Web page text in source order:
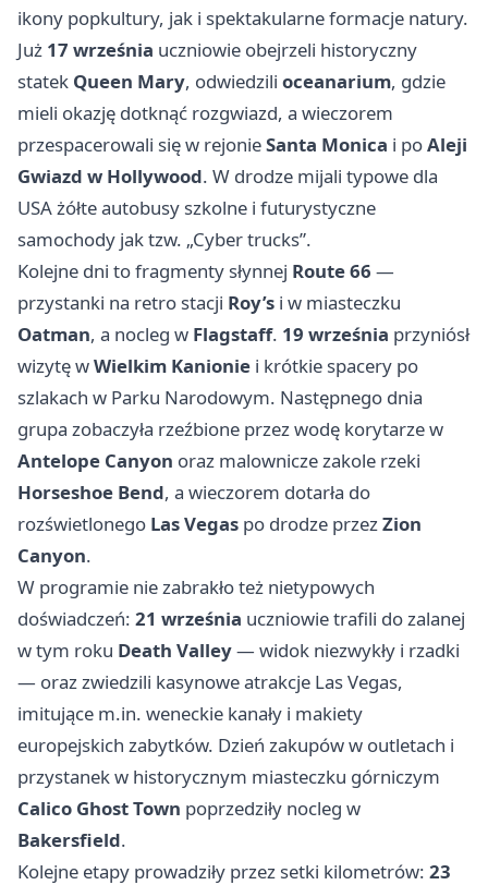
ikony popkultury, jak i spektakularne formacje natury.
Już 17 września uczniowie obejrzeli historyczny
statek Queen Mary, odwiedzili oceanarium, gdzie
mieli okazję dotknąć rozgwiazd, a wieczorem
przespacerowali się w rejonieSanta Monica i poAleji
Gwiazd w Hollywood. W drodze mijali typowe dla
USA żółte autobusy szkolne i futurystyczne
samochody jak tzw. „Cyber trucks”.
Kolejne dni to fragmenty słynnej Route 66 —
przystanki na retro stacji Roy’s i w miasteczku
Oatman, a nocleg w Flagstaff. 19 września przyniósł
wizytę wWielkim Kanionie i krótkie spacery po
szlakach w Parku Narodowym. Następnego dnia
grupa zobaczyła rzeźbione przez wodę korytarze w
Antelope Canyon oraz malownicze zakole rzeki
Horseshoe Bend, a wieczorem dotarła do
rozświetlonego Las Vegas po drodze przezZion
Canyon.
W programie nie zabrakło też nietypowych
doświadczeń: 21 września uczniowie trafili do zalanej
w tym roku Death Valley— widok niezwykły i rzadki
— oraz zwiedzili kasynowe atrakcje Las Vegas,
imitujące m.in. weneckie kanały i makiety
europejskich zabytków. Dzień zakupów w outletach i
przystanek w historycznym miasteczku górniczym
Calico Ghost Town poprzedziły nocleg w
Bakersfield.
Kolejne etapy prowadziły przez setki kilometrów: 23